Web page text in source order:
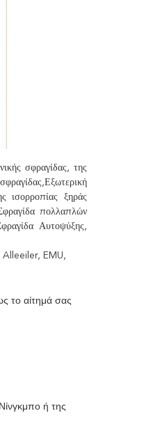
σφραγίδας, της
ισορροπίας ξηράς
πολλαπλών
Αυτοψύξης,
Alleeiler, EMU,
το αίτημά σας
ή της